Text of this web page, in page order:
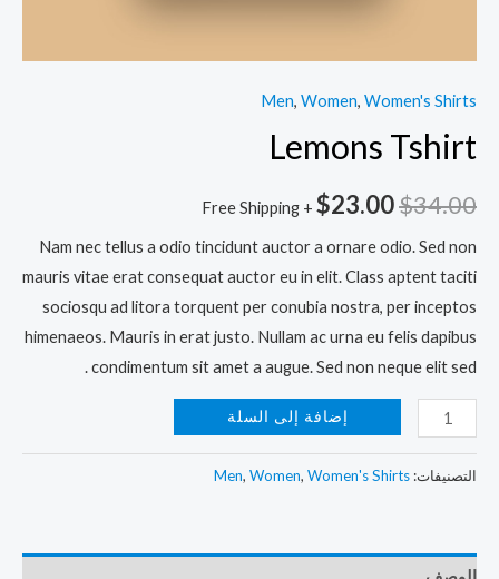
Men, Women, Women's Shirts
Lemons Tshirt
$34.00
$23.00
+ Free Shipping
Nam nec tellus a odio tincidunt auctor a ornare odio. Sed non
mauris vitae erat consequat auctor eu in elit. Class aptent taciti
sociosqu ad litora torquent per conubia nostra, per inceptos
himenaeos. Mauris in erat justo. Nullam ac urna eu felis dapibus
condimentum sit amet a augue. Sed non neque elit sed .
كمية
Lemons
Tshirt
إضافة إلى السلة
التصنيفات: Men, Women, Women's Shirts